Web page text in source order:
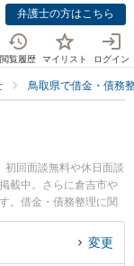
弁護士の方はこちら
閲覧履歴 マイリスト ログイン
鳥取県で借金・債務
初回面談無料や休日面談
載中。さらに倉吉市や
。借金・債務整理に関
理、リボ払いの債務整
に弁護士法人はくと総
変更